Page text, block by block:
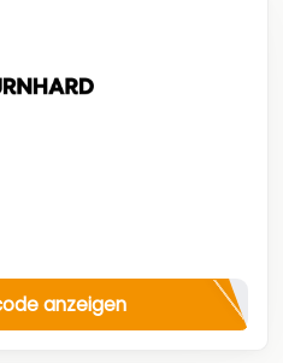
anzeigen